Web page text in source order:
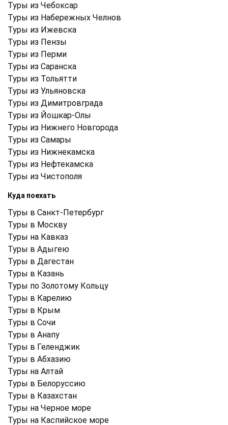
Туры из Чебоксар
Туры из Набережных Челнов
Туры из Ижевска
Туры из Пензы
Туры из Перми
Туры из Саранска
Туры из Тольятти
Туры из Ульяновска
Туры из Димитровграда
Туры из Йошкар-Олы
Туры из Нижнего Новгорода
Туры из Самары
Туры из Нижнекамска
Туры из Нефтекамска
Туры из Чистополя
Куда поехать
Туры в Санкт-Петербург
Туры в Москву
Туры на Кавказ
Туры в Адыгею
Туры в Дагестан
Туры в Казань
Туры по Золотому Кольцу
Туры в Карелию
Туры в Крым
Туры в Cочи
Туры в Анапу
Туры в Геленджик
Туры в Абхазию
Туры на Алтай
Туры в Белоруссию
Туры в Казахстан
Туры на Черное море
Туры на Каспийское море